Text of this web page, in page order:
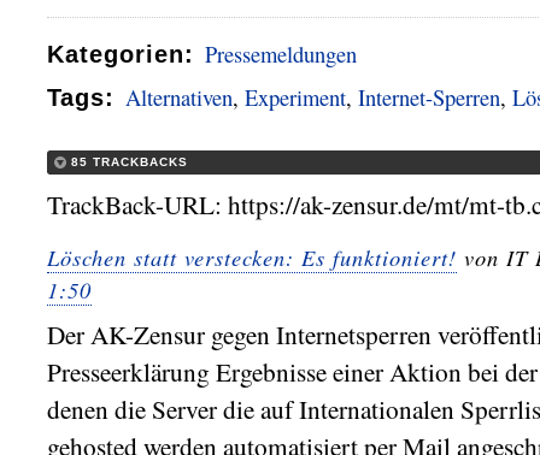
Kategorien: Pressemeldungen
Tags: Alternativen, Experiment, Internet-Sperren,
85 TRACKBACKS
TrackBack-URL: https://ak-zensur.de/mt/mt-
Löschen statt verstecken: Es funktioniert! von IT
1:50
Der AK-Zensur gegen Internetsperren
Presseerklärung Ergebnisse einer Aktion bei
denen die Server die auf Internationalen
gehosted werden automatisiert per Mail